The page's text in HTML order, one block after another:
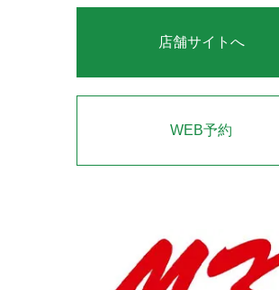
店舗サイトへ
WEB予約